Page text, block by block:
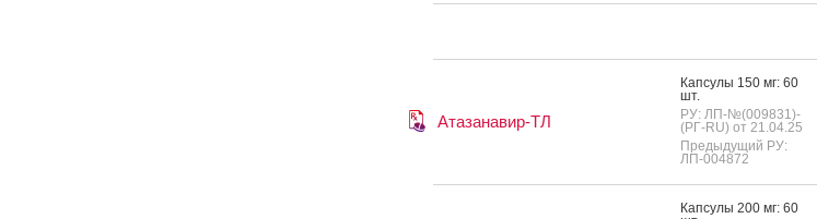
Атазанавир-ТЛ
Кап­су­лы 150 мг: 60
шт.
РУ: ЛП-№(009831)-
(РГ-RU) от 21.04.25
Предыдущий РУ:
ЛП-004872
Кап­су­лы 200 мг: 60